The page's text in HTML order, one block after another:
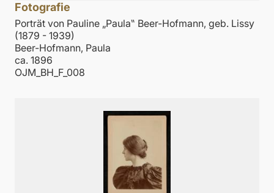
Fotografie
Porträt von Pauline „Paula‟ Beer-Hofmann, geb. Lissy
(1879 - 1939)
Beer-Hofmann, Paula
ca. 1896
OJM_BH_F_008